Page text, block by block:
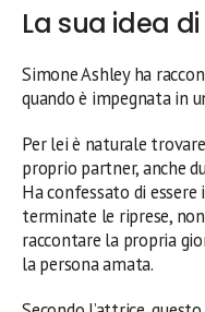
La sua idea
Simone Ashley ha
quando è impegnata in
Per lei è naturale
proprio partner, anche
Ha confessato di
terminate le riprese,
raccontare la propria
la persona amata.